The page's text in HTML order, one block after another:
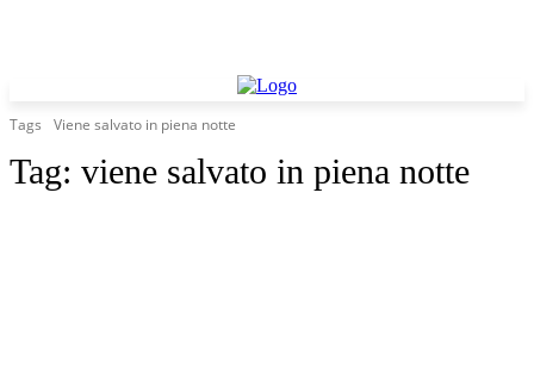
Tags Viene salvato in piena notte
Tag: viene salvato in piena notte